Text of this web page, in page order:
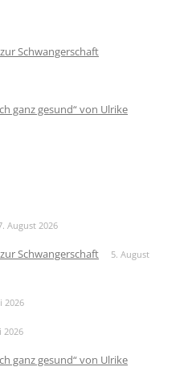
Schwangerschaft
ganz gesund“ von Ulrike
August 2026
Schwangerschaft
5. August
2026
2026
ganz gesund“ von Ulrike